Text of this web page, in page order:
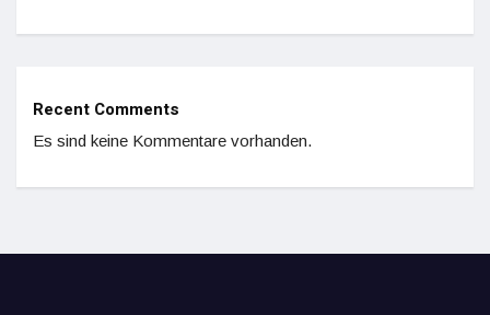
Recent Comments
Es sind keine Kommentare vorhanden.